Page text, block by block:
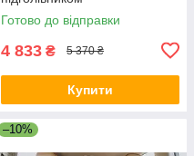
Готово до відправки
4 833 ₴ 5 370 ₴
Купити
–10%